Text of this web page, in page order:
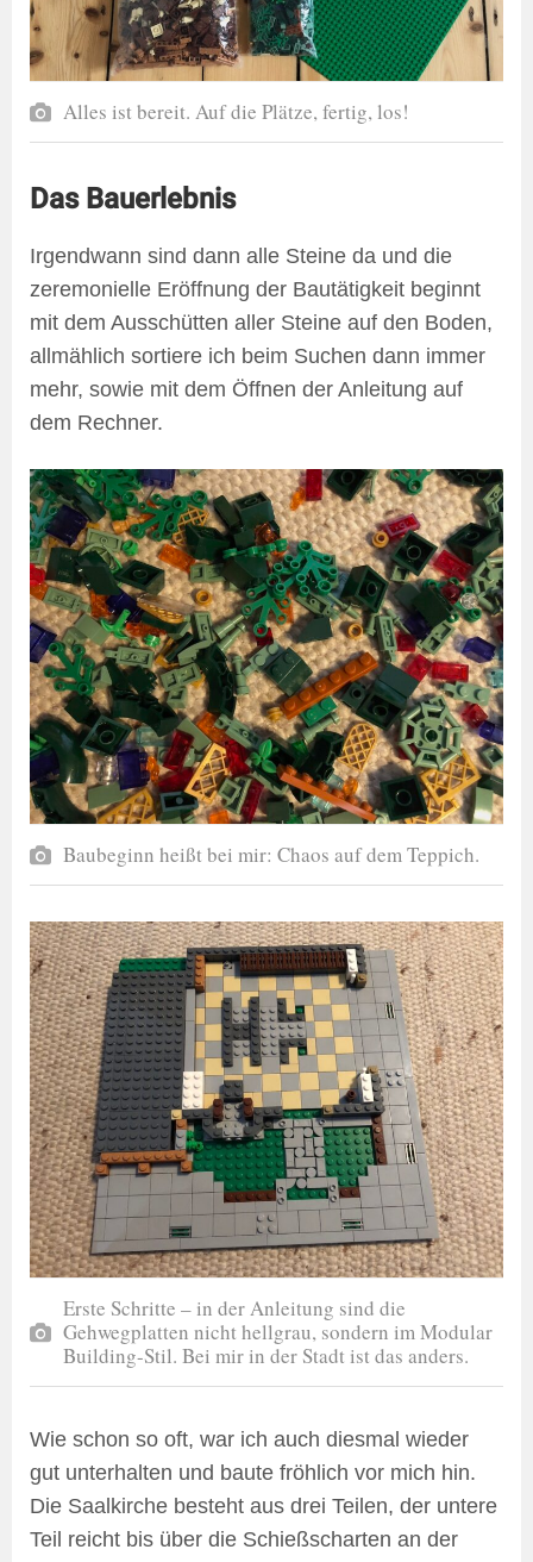
Alles ist bereit. Auf die Plätze, fertig, los!
Das Bauerlebnis
Irgendwann sind dann alle Steine da und die
zeremonielle Eröffnung der Bautätigkeit beginnt
mit dem Ausschütten aller Steine auf den Boden,
allmählich sortiere ich beim Suchen dann immer
mehr, sowie mit dem Öffnen der Anleitung auf
dem Rechner.
Baubeginn heißt bei mir: Chaos auf dem Teppich.
Erste Schritte – in der Anleitung sind die
Gehwegplatten nicht hellgrau, sondern im Modular
Building-Stil. Bei mir in der Stadt ist das anders.
Wie schon so oft, war ich auch diesmal wieder
gut unterhalten und baute fröhlich vor mich hin.
Die Saalkirche besteht aus drei Teilen, der untere
Teil reicht bis über die Schießscharten an der